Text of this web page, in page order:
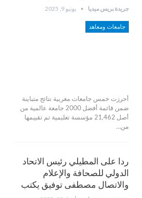
جريدة بريس ميديا يونيو 9, 2025
جامعات ومعاهد
أحرزت خمس جامعات مغربية نتائج متباينة
ضمن قائمة أفضل 2000 جامعة عالمية من
أصل 21,462 مؤسسة تعليمية تم تقييمها
من…
ردا على المطيلي رئيس الاتحاد
الدولي للصحافة والإعلام
والاتصال مصطفى توفيق يكتب